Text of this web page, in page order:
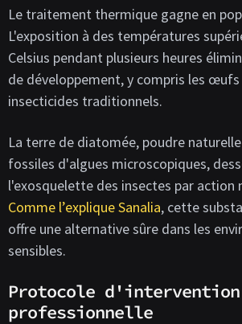
Le traitement thermique gagne en
L'exposition à des températures
Celsius pendant plusieurs heures
de développement, y compris les
insecticides traditionnels.
La terre de diatomée, poudre
fossiles d'algues microscopiques,
l'exosquelette des insectes par action
Comme l’explique Sanalia, cette
offre une alternative sûre dans les
sensibles.
Protocole d'intervention
professionnelle